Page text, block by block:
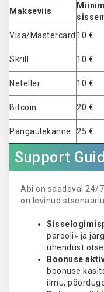
Makseviis
Visa/Mastercard 10 €
Skrill 10 €
Neteller 10 €
Bitcoin 20 €
Pangaülekanne
25 €
Support
Abi on saadaval 24/
on levinud
parooli» ja
ühendust
Boonuse
boonuse
ilmu,